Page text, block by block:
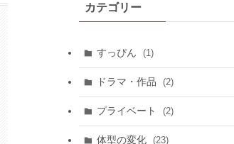
カテゴリー
すっぴん (1)
ドラマ・作品 (2)
プライベート (2)
体型の変化 (23)